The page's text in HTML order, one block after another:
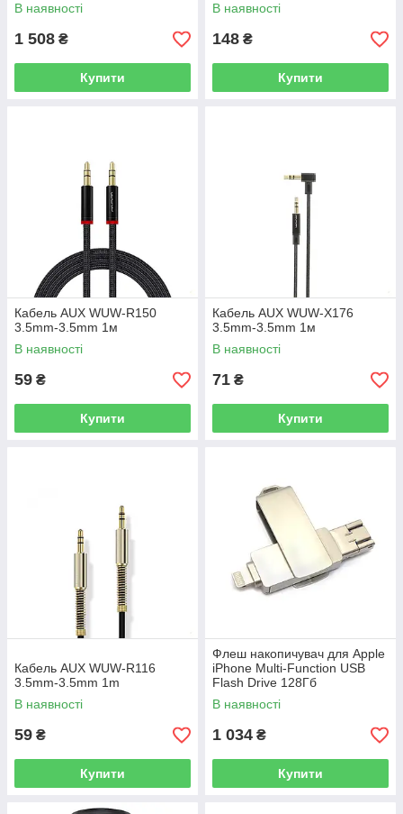
В наявності
1 508 ₴
Купити
В наявності
148 ₴
Купити
Кабель AUX WUW-R150
3.5mm-3.5mm 1м
В наявності
59 ₴
Купити
Кабель AUX WUW-X176
3.5mm-3.5mm 1м
В наявності
71 ₴
Купити
Кабель AUX WUW-R116
3.5mm-3.5mm 1m
В наявності
59 ₴
Купити
Флеш накопичувач для Apple
iPhone Multi-Function USB
Flash Drive 128Гб
В наявності
1 034 ₴
Купити